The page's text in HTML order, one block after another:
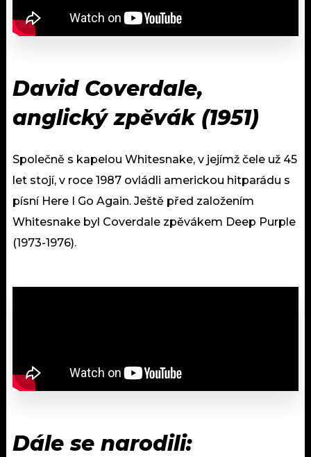
David Coverdale,
anglický zpěvák (1951)
Společně s kapelou Whitesnake, v jejímž čele už 45
let stojí, v roce 1987 ovládli americkou hitparádu s
písní Here I Go Again. Ještě před založením
Whitesnake byl Coverdale zpěvákem Deep Purple
(1973-1976).
Dále se narodili: